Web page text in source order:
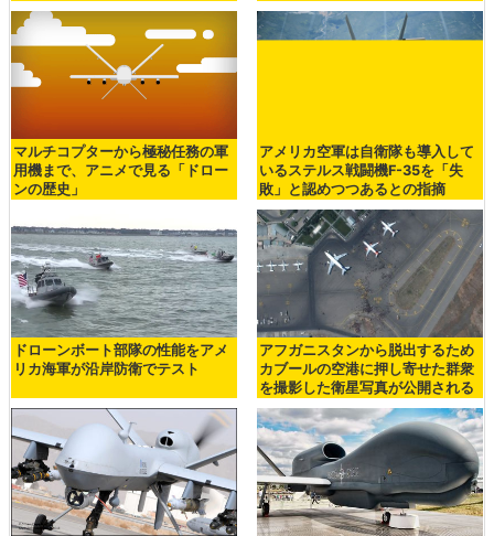
マルチコプターから極秘任務の軍
用機まで、アニメで見る「ドロー
ンの歴史」
アメリカ空軍は自衛隊も導入して
いるステルス戦闘機F-35を「失
敗」と認めつつあるとの指摘
ドローンボート部隊の性能をアメ
リカ海軍が沿岸防衛でテスト
アフガニスタンから脱出するため
カブールの空港に押し寄せた群衆
を撮影した衛星写真が公開される